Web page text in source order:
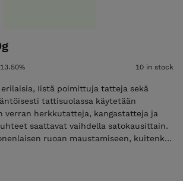
10 in stock
Iistä poimittuja tatteja sekä
tattisuolassa käytetään
verran herkkutatteja, kangastatteja ja
saattavat vaihdella satokausittain.
ruoan maustamiseen, kuitenkin